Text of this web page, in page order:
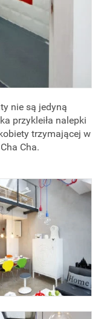
nie są jedyną
przykleiła nalepki
trzymającej w
Cha.